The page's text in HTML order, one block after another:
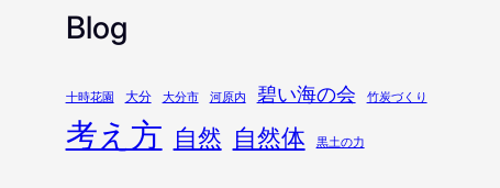
Blog
十時花園 大分 大分市 河原内 碧い海の会 竹炭づくり
考え方 自然 自然体 黒土の力